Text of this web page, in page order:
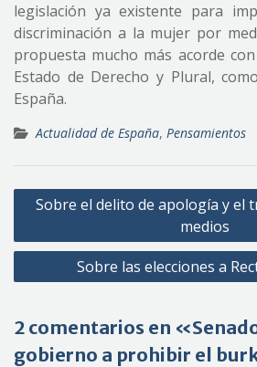
legislación ya existente para
discriminación a la mujer por
propuesta mucho más acorde
Estado de Derecho y Plural,
España.
Actualidad de España, Pensamientos
Navegación
entradas
Sobre el delito de apología y el
medios
Sobre las elecciones a
2 comentarios en
gobierno a prohibir el